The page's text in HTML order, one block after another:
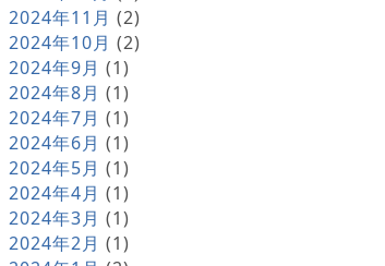
2024年11月 (2)
2024年10月 (2)
2024年9月 (1)
2024年8月 (1)
2024年7月 (1)
2024年6月 (1)
2024年5月 (1)
2024年4月 (1)
2024年3月 (1)
2024年2月 (1)